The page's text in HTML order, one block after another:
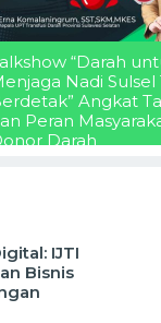
“Darah
Nadi Sulsel
Angkat
Peran
Darah
IJTI
Bisnis